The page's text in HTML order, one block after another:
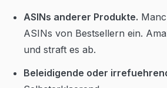
ASINs anderer Produkte.
ASINs von Bestsellern ein.
und straft es ab.
Beleidigende oder